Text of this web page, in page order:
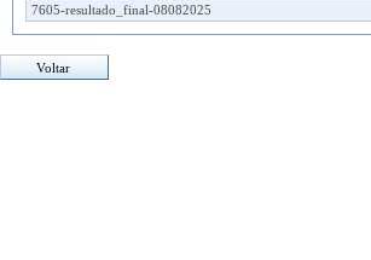
7605-resultado_final-08082025